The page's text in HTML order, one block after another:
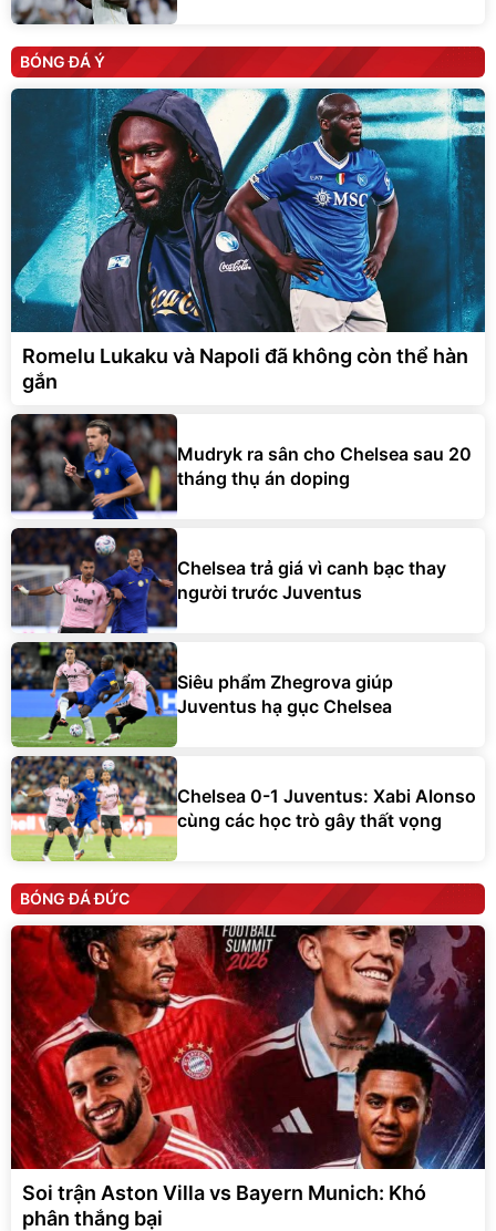
BÓNG ĐÁ Ý
Romelu Lukaku và Napoli đã không còn thể hàn
gắn
Mudryk ra sân cho Chelsea sau 20
tháng thụ án doping
Chelsea trả giá vì canh bạc thay
người trước Juventus
Siêu phẩm Zhegrova giúp
Juventus hạ gục Chelsea
Chelsea 0-1 Juventus: Xabi Alonso
cùng các học trò gây thất vọng
BÓNG ĐÁ ĐỨC
Soi trận Aston Villa vs Bayern Munich: Khó
phân thắng bại